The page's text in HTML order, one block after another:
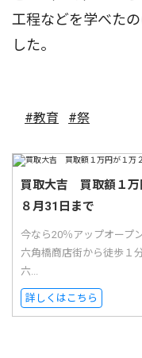
工程などを学べた
した。
#教育 #祭
買取大吉 買取額１
８月31日まで
今なら20％アップオープ
六角橋商店街から徒歩１
六...
詳しくはこちら